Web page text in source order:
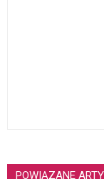
POWIĄZANE